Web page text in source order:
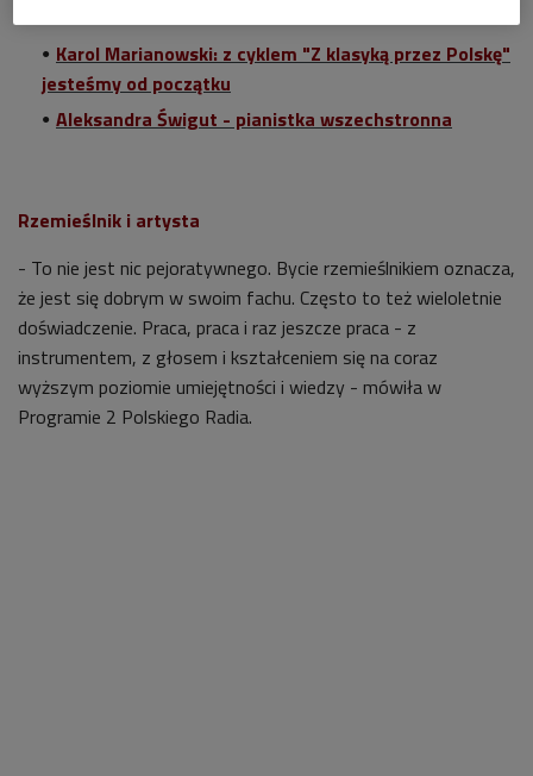
Karol Marianowski: z cyklem "Z klasyką przez Polskę"
jesteśmy od początku
Aleksandra Świgut - pianistka wszechstronna
Rzemieślnik i artysta
- To nie jest nic pejoratywnego. Bycie rzemieślnikiem oznacza,
że jest się dobrym w swoim fachu. Często to też wieloletnie
doświadczenie. Praca, praca i raz jeszcze praca - z
instrumentem, z głosem i kształceniem się na coraz
wyższym poziomie umiejętności i wiedzy - mówiła w
Programie 2 Polskiego Radia.